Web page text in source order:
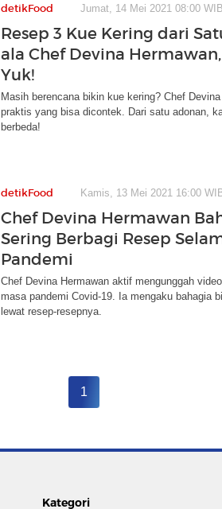
detikFood Jumat, 14 Mei 2021 08:00 WIB
Resep 3 Kue Kering dari
ala Chef Devina
Yuk!
Masih berencana bikin kue kering? Chef
praktis yang bisa dicontek. Dari satu adonan,
berbeda!
detikFood Kamis, 13 Mei 2021 16:00
Chef Devina Hermawan
Sering Berbagi Resep
Pandemi
Chef Devina Hermawan aktif mengunggah
masa pandemi Covid-19. Ia mengaku bahagia
lewat resep-resepnya.
1
Kategori